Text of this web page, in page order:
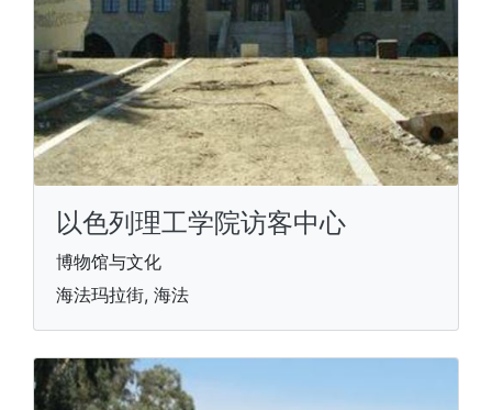
以色列理工学院访客中心
博物馆与文化
海法玛拉街, 海法